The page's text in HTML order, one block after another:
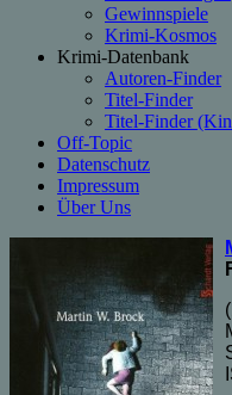
Gewinnspiele
Krimi-Kosmos
Krimi-Datenbank
Autoren-Finder
Titel-Finder
Titel-Finder
Off-Topic
Datenschutz
Impressum
Über Uns